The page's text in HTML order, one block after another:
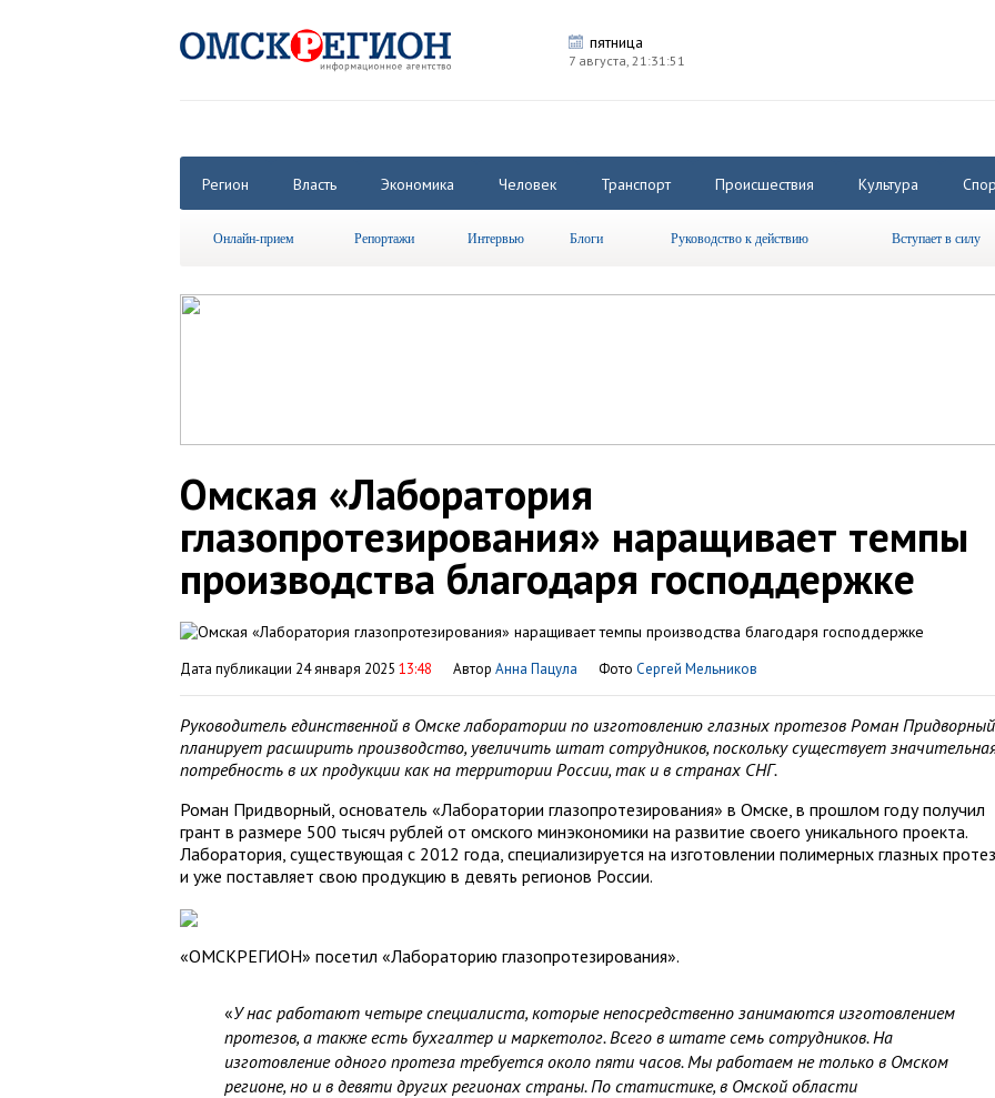
пятница
7 августа, 21:31:52
Регион Власть Экономика Человек Транспорт Происшествия Культура
Онлайн-прием Репортажи Интервью Блоги Руководство к действию Вступает в силу
Омская «Лаборатория
глазопротезирования» наращивает темпы
производства благодаря господдержке
Дата публикации 24 января 2025 13:48 Автор Анна Пацула Фото Сергей Мельников
Руководитель единственной в Омске лаборатории по изготовлению глазных протезов Роман Придворный
планирует расширить производство, увеличить штат сотрудников, поскольку существует
потребность в их продукции как на территории России, так и в странах СНГ.
Роман Придворный, основатель «Лаборатории глазопротезирования» в Омске, в прошлом году получил
грант в размере 500 тысяч рублей от омского минэкономики на развитие своего уникального проекта.
Лаборатория, существующая с 2012 года, специализируется на изготовлении полимерных глазных
и уже поставляет свою продукцию в девять регионов России.
«ОМСКРЕГИОН» посетил «Лабораторию глазопротезирования».
«У нас работают четыре специалиста, которые непосредственно занимаются изготовлением
протезов, а также есть бухгалтер и маркетолог. Всего в штате семь сотрудников. На
изготовление одного протеза требуется около пяти часов. Мы работаем не только в Омском
регионе, но и в девяти других регионах страны. По статистике, в Омской области